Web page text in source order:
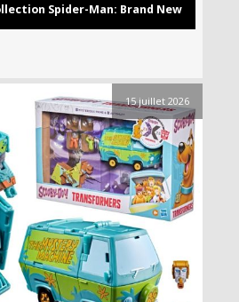
Spider-Man: Brand New
15 juillet 2026